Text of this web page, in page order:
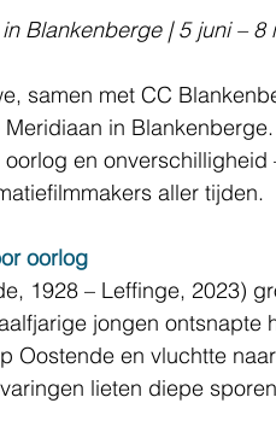
Blankenberge | 5 juni – 8
samen met CC
in Blankenberge.
en
aller tijden.
oorlog
1928 – Leffinge, 2023)
jongen ontsnapte
Oostende en vluchtte
lieten diepe